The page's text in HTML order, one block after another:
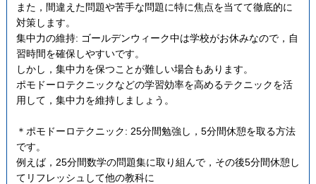
また，間違えた問題や苦手な問題に特に焦点を当てて徹底的に
対策します。
集中力の維持: ゴールデンウィーク中は学校がお休みなので，自
習時間を確保しやすいです。
しかし，集中力を保つことが難しい場合もあります。
ポモドーロテクニックなどの学習効率を高めるテクニックを活
用して，集中力を維持しましょう。
＊ポモドーロテクニック: 25分間勉強し，5分間休憩を取る方法
です。
例えば，25分間数学の問題集に取り組んで，その後5分間休憩し
てリフレッシュして他の教科に